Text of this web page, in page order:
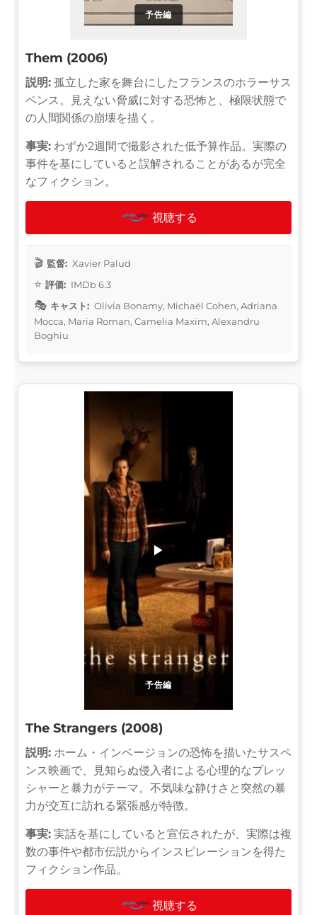
予告編
Them (2006)
説明: 孤立した家を舞台にしたフランスのホラーサス
ペンス。見えない脅威に対する恐怖と、極限状態で
の人間関係の崩壊を描く。
事実: わずか2週間で撮影された低予算作品。実際の
事件を基にしていると誤解されることがあるが完全
なフィクション。
視聴する
監督: Xavier Palud
評価: IMDb 6.3
キャスト: Olivia Bonamy, Michaël Cohen, Adriana
Mocca, Maria Roman, Camelia Maxim, Alexandru
Boghiu
予告編
▶
The Strangers (2008)
説明: ホーム・インベージョンの恐怖を描いたサスペ
ンス映画で、見知らぬ侵入者による心理的なプレッ
シャーと暴力がテーマ。不気味な静けさと突然の暴
力が交互に訪れる緊張感が特徴。
事実: 実話を基にしていると宣伝されたが、実際は複
数の事件や都市伝説からインスピレーションを得た
フィクション作品。
視聴する